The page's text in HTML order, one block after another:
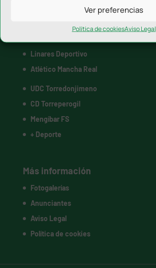
Ver preferencias
Política de cookiesAviso Legal
Categorías destacadas
Linares Deportivo
Atlético Mancha Real
UDC Torredonjimeno
CD Torreperogil
Mengíbar FS
+ Deporte
Más información
Fotogalerías
Anunciantes
Aviso Legal
Política de cookies